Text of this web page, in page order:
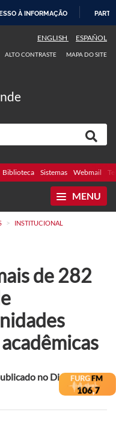
À INFORMAÇÃO
ENGLISH ESPAÑOL
ALTO CONTRASTE MAPA DO SITE
Biblioteca Sistemas Webmail
MENU
> INSTITUCIONAL
de 282
no Diário Oficial